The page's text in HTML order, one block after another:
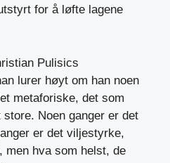
for å løfte lagene
Pulisics
lurer høyt om han noen
metaforiske, det som
Noen ganger er det
er det viljestyrke,
men hva som helst, de